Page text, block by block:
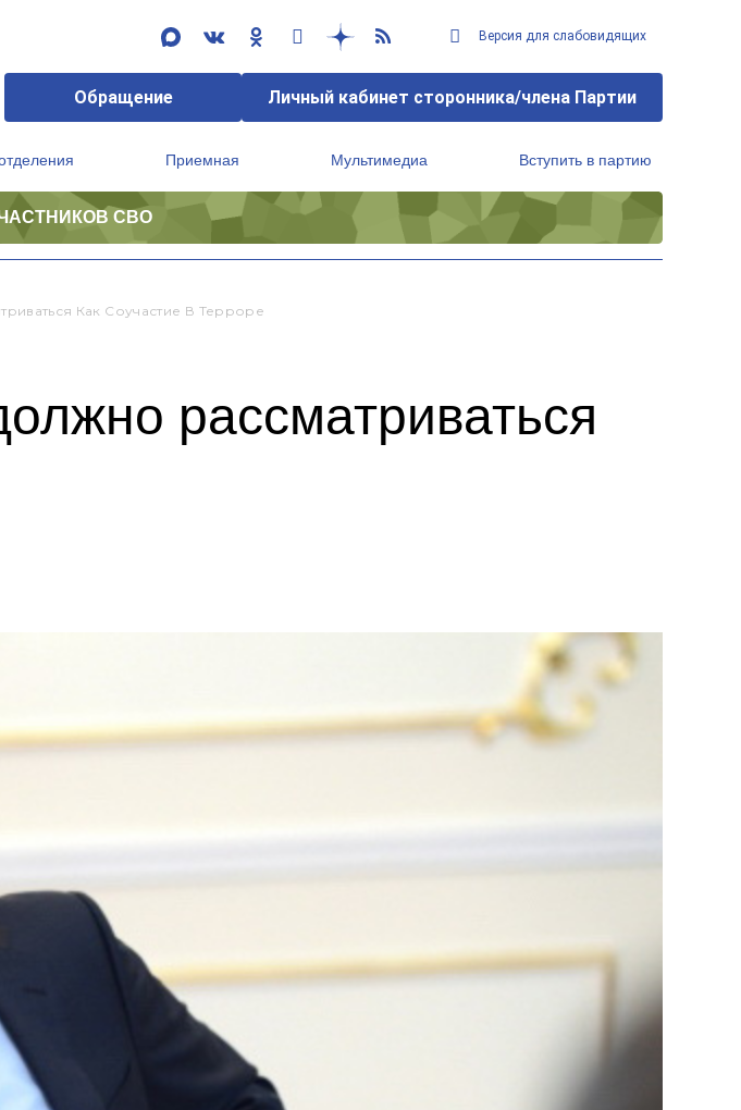
Версия для слабовидящих
Обращение Личный кабинет сторонника/члена Партии
Приемная Мультимедиа Вступить в партию
СВО
Как Соучастие В Терроре
рассматриваться